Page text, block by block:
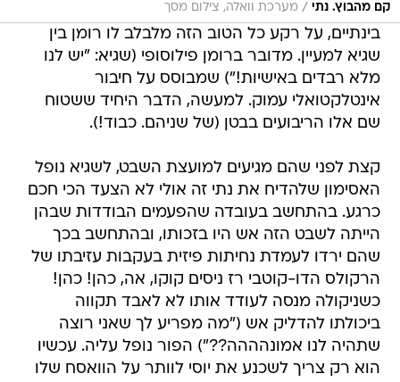
קם מהבוץ. נתי / מערכת וואלה, צילום מסך
בינתיים, על רקע כל הטוב הזה מלבלב לו רומן בין
שגיא למעיין. מדובר ברומן פילוסופי (שגיא: "יש לנו
מלא רבדים באישיות!") שמבוסס על חיבור
אינטלקטואלי עמוק. למעשה, הדבר היחיד ששטוח
שם אלו הריבועים בבטן (של שניהם. כבוד!).
קצת לפני שהם מגיעים למועצת השבט, לשגיא נופל
האסימון שלהדיח את נתי זה אולי לא הצעד הכי חכם
כרגע. בהתחשב בעובדה שהפעמים הבודדות שבהן
הייתה לשבט הזה אש היו בזכותו, ובהתחשב בכך
שהם ירדו לעמדת נחיתות פיזית בעקבות עזיבתו של
הרקולס הדו-קוטבי רז ניסים קוקו, אה, כהן! כהן!
כשניקולה מנסה לעודד אותו לא לאבד תקווה
ביכולתו להדליק אש ("מה מפריע לך שאני רוצה
שתהיה לנו אמונהההה??") הפור נופל עליה. עכשיו
הוא רק צריך לשכנע את יוסי לוותר על הוואסח שלו